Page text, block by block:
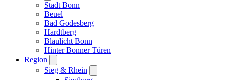
Stadt Bonn
Beuel
Bad Godesberg
Hardtberg
Blaulicht Bonn
Hinter Bonner Türen
Region
Sieg & Rhein